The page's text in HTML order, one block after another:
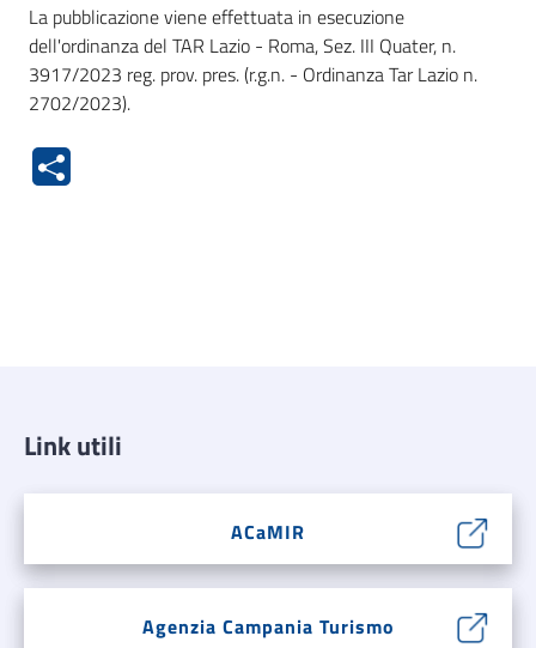
La pubblicazione viene effettuata in esecuzione
dell'ordinanza del TAR Lazio - Roma, Sez. III Quater, n.
3917/2023 reg. prov. pres. (r.g.n. - Ordinanza Tar Lazio n.
2702/2023).
Link utili
ACaMIR
Agenzia Campania Turismo